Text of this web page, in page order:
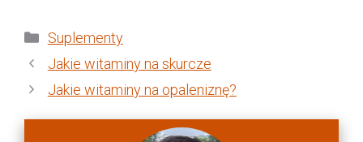
Kategorie
Suplementy
Jakie witaminy na skurcze
Jakie witaminy na opaleniznę?